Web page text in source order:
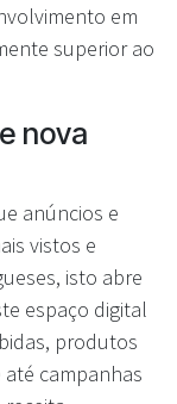
em
superior ao
nova
anúncios e
vistos e
isto abre
espaço digital
produtos
campanhas